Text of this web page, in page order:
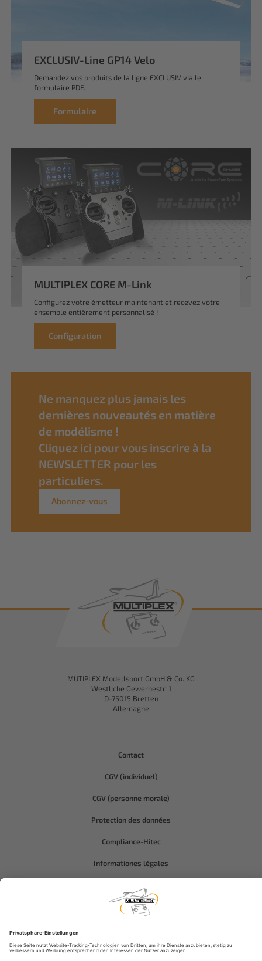
EXCLUSIV-Line GP14 Velo
Demandez vos produits de la ligne EXCLUSIV via le
formulaire PDF.
Formulaire
MULTIPLEX CORE M-Link
Configurez votre émetteur maintenant et recevez votre
ensemble entièrement personnalisé !
Configuration
Ne manquez plus jamais les
dernières nouveautés en matière
de modélisme !
Cliquez ici pour vous inscrire à la
NEWSLETTER pour les
particuliers.
Abonnez-vous
MUTIPLEX Modellsport GmbH & Co. KG
Westliche Gewerbestr. 1
D-75015 Bretten
Allemagne
Contact
CGV (individuel)
CGV (personne morale)
Protection des données
Compliance-Hitec
Informationes légales